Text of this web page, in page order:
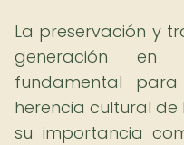
La preservación y
generación en
fundamental
herencia cultural de
su importancia